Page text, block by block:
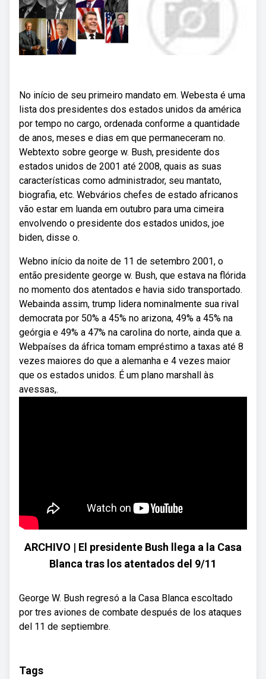
No início de seu primeiro mandato em. Webesta é uma
lista dos presidentes dos estados unidos da américa
por tempo no cargo, ordenada conforme a quantidade
de anos, meses e dias em que permaneceram no.
Webtexto sobre george w. Bush, presidente dos
estados unidos de 2001 até 2008, quais as suas
características como administrador, seu mantato,
biografia, etc. Webvários chefes de estado africanos
vão estar em luanda em outubro para uma cimeira
envolvendo o presidente dos estados unidos, joe
biden, disse o.
Webno início da noite de 11 de setembro 2001, o
então presidente george w. Bush, que estava na flórida
no momento dos atentados e havia sido transportado.
Webainda assim, trump lidera nominalmente sua rival
democrata por 50% a 45% no arizona, 49% a 45% na
geórgia e 49% a 47% na carolina do norte, ainda que a.
Webpaíses da áfrica tomam empréstimo a taxas até 8
vezes maiores do que a alemanha e 4 vezes maior
que os estados unidos. É um plano marshall às
avessas,.
ARCHIVO | El presidente Bush llega a la Casa
Blanca tras los atentados del 9/11
George W. Bush regresó a la Casa Blanca escoltado
por tres aviones de combate después de los ataques
del 11 de septiembre.
Tags